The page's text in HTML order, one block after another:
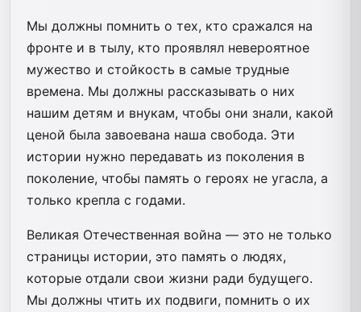
Мы должны помнить о тех, кто сражался на
фронте и в тылу, кто проявлял невероятное
мужество и стойкость в самые трудные
времена. Мы должны рассказывать о них
нашим детям и внукам, чтобы они знали, какой
ценой была завоевана наша свобода. Эти
истории нужно передавать из поколения в
поколение, чтобы память о героях не угасла, а
только крепла с годами.
Великая Отечественная война — это не только
страницы истории, это память о людях,
которые отдали свои жизни ради будущего.
Мы должны чтить их подвиги, помнить о их